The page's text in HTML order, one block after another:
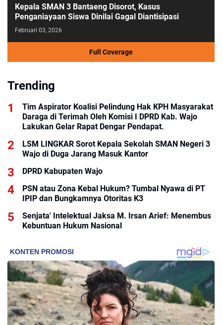
Kepala SMAN 3 Bantaeng Disorot, Kasus
Penganiayaan Siswa Dinilai Gagal Diantisipasi
Februari 03, 2026
Full Coverage
Trending
Tim Aspirator Koalisi Pelindung Hak KPH Masyarakat
Daraga di Terimah Oleh Komisi I DPRD Kab. Wajo
Lakukan Gelar Rapat Dengar Pendapat.
LSM LINGKAR Sorot Kepala Sekolah SMAN Negeri 3
Wajo di Duga Jarang Masuk Kantor
DPRD Kabupaten Wajo
PSN atau Zona Kebal Hukum? Tumbal Nyawa di PT
IPIP dan Bungkamnya Otoritas K3
Senjata' Intelektual Jaksa M. Irsan Arief: Menembus
Kebuntuan Hukum Nasional